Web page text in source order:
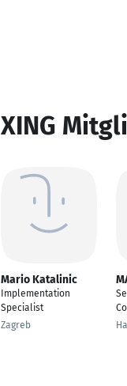
XING
Mario Katalinic
Implementation
Specialist
Zagreb